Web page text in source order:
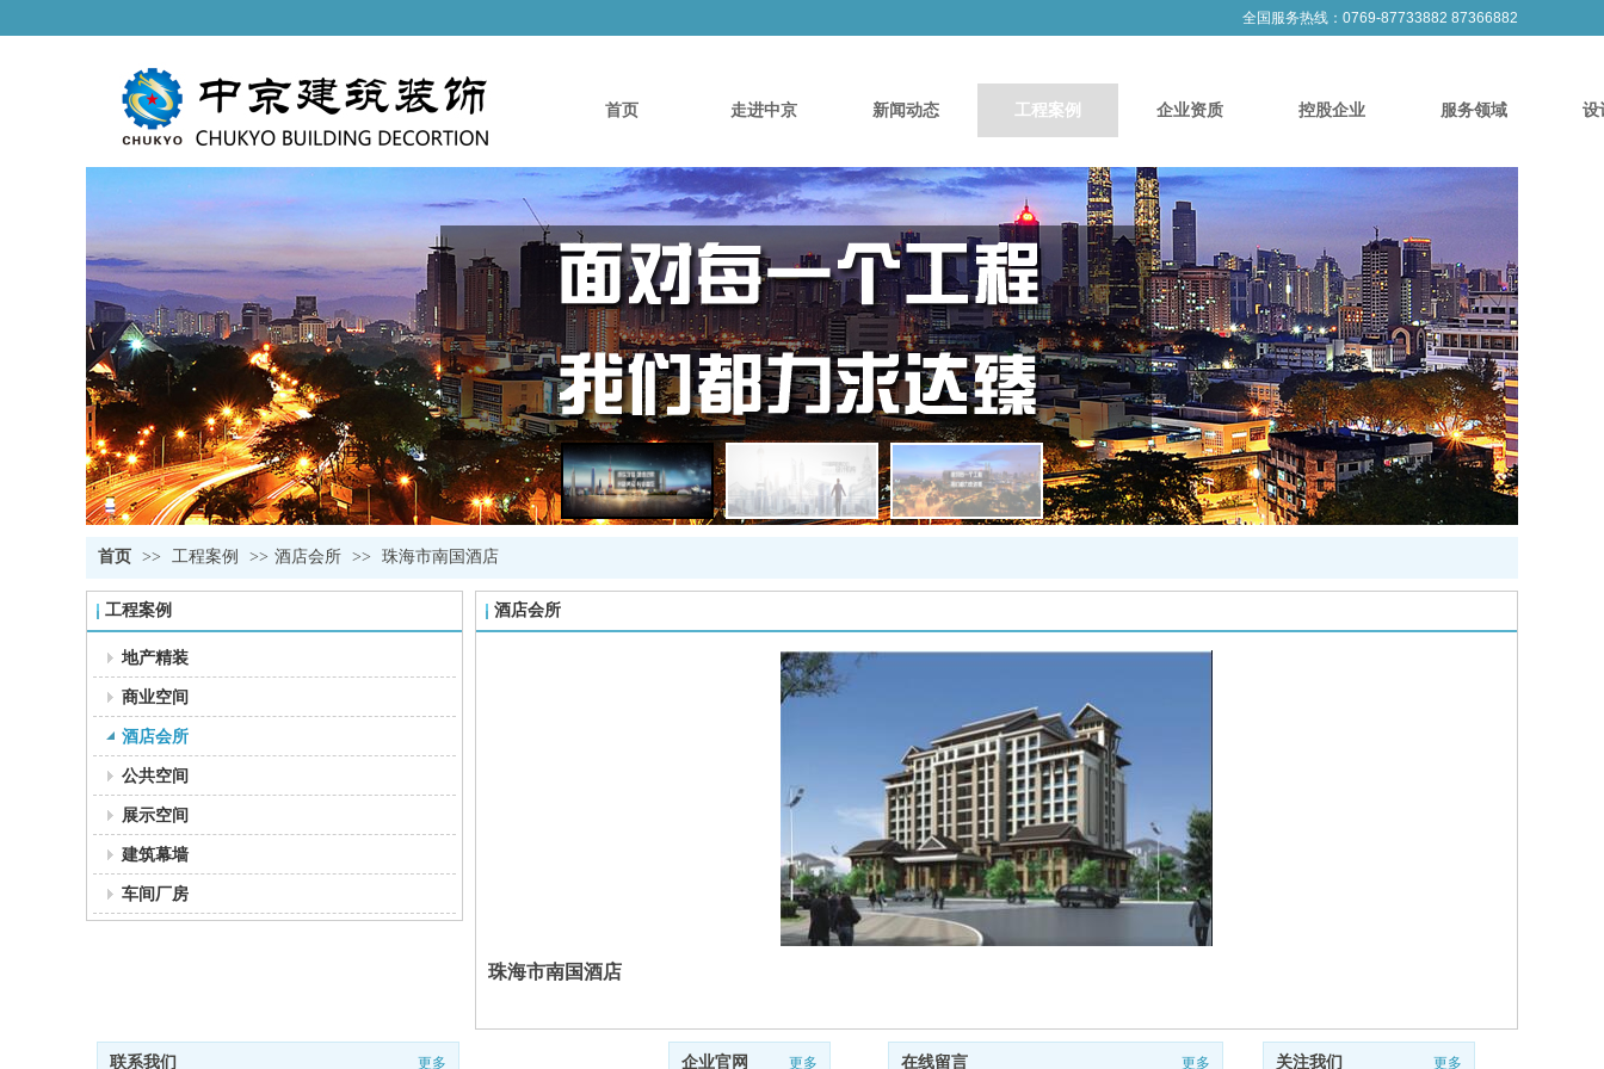
首页 走进中京 新闻动态 工程案例 企业资质 控股企业 服务领域 设
全国服务热线：0769-87733882 87366882
首页 >> 工程案例 >> 酒店会所 >> 珠海市南国酒店
工程案例
地产精装
商业空间
酒店会所
公共空间
展示空间
建筑幕墙
车间厂房
酒店会所
珠海市南国酒店
联系我们 更多 企业官网 更多 在线留言 更多 关注我们 更多